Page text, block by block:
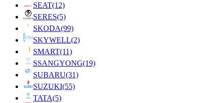
SEAT(12)
SERES(5)
SKODA(99)
SKYWELL(2)
SMART(11)
SSANGYONG(19)
SUBARU(31)
SUZUKI(55)
TATA(5)